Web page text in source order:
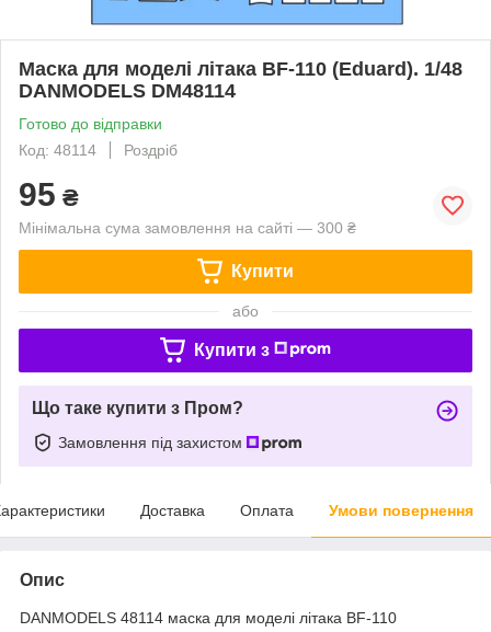
Маска для моделі літака BF-110 (Eduard). 1/48
DANMODELS DM48114
Готово до відправки
Код: 48114
Роздріб
95 ₴
Мінімальна сума замовлення на сайті — 300 ₴
Купити
або
Купити з
Що таке купити з Пром?
Замовлення під захистом
Доставка Оплата Умови повернення
Опис
DANMODELS 48114 маска для моделі літака BF-110